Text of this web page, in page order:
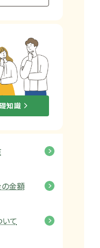
わせ
知識
金額
て